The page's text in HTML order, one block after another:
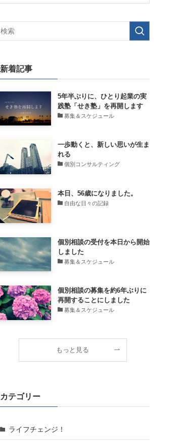
新着記事
5年半ぶりに、ひとり起業の実
践塾「せき塾」を再開します
募集＆スケジュール
一歩動くと、新しい思いが生ま
れる
個別コンサルティング
本日、56歳になりました。
自由な日々の記録
個別相談の受付を本日から開始
しました
募集＆スケジュール
個別相談の募集を約6年ぶりに
再開することにしました
募集＆スケジュール
もっと見る
カテゴリー
ライフチェンジ！